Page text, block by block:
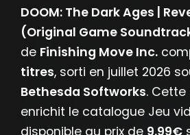
DOOM: The Dark Ages |
(Original Game
de Finishing Move Inc.
titres, sorti en juillet 2026
Bethesda Softworks.
enrichit le catalogue Jeu
disponible au prix de 9.99€